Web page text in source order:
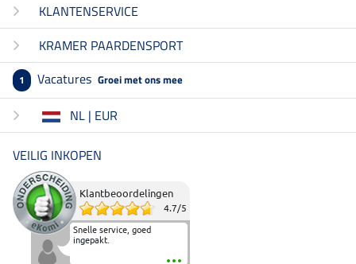
KLANTENSERVICE
KRAMER PAARDENSPORT
1 Vacatures Groei met ons mee
NL | EUR
VEILIG INKOPEN
Klantbeoordelingen
4.7/5
Snelle service, goed
ingepakt.